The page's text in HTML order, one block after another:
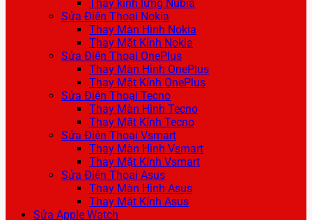
Thay kính lưng Nubia
Sửa Điện Thoại Nokia
Thay Màn Hình Nokia
Thay Mặt Kính Nokia
Sửa Điện Thoại OnePlus
Thay Màn Hình OnePlus
Thay Mặt Kính OnePlus
Sửa Điện Thoại Tecno
Thay Màn Hình Tecno
Thay Mặt Kính Tecno
Sửa Điện Thoại Vsmart
Thay Màn Hình Vsmart
Thay Mặt Kính Vsmart
Sửa Điện Thoại Asus
Thay Màn Hình Asus
Thay Mặt Kính Asus
Sửa Apple Watch